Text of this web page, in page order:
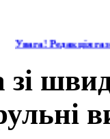
Увага! Редакція